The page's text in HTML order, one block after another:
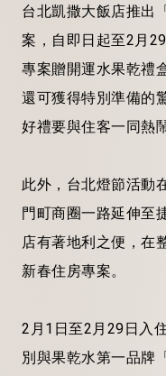
台北凱撒大飯店推出
案，自即日起至2月
專案贈開運水果乾禮
還可獲得特別準備的
好禮要與住客一同熱
此外，台北燈節活動
門町商圈一路延伸至
店有著地利之便，在
新春住房專案。
2月1日至2月29日入
別與果乾水第一品牌